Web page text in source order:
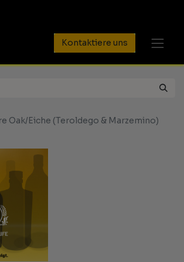
Kontaktiere uns
Oak/Eiche (Teroldego & Marzemino)